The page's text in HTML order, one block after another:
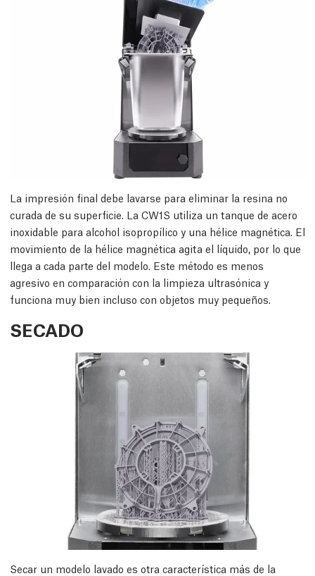
La impresión final debe lavarse para eliminar la resina no
curada de su superficie. La CW1S utiliza un tanque de acero
inoxidable para alcohol isopropílico y una hélice magnética. El
movimiento de la hélice magnética agita el líquido, por lo que
llega a cada parte del modelo. Este método es menos
agresivo en comparación con la limpieza ultrasónica y
funciona muy bien incluso con objetos muy pequeños.
SECADO
Secar un modelo lavado es otra característica más de la